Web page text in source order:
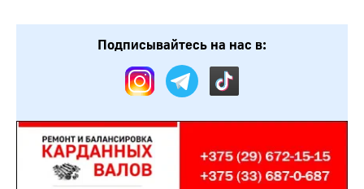
Подписывайтесь на нас в: